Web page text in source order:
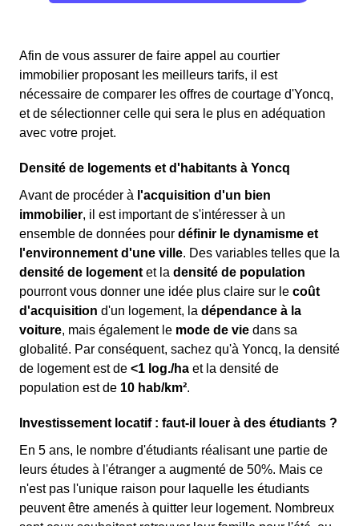
Afin de vous assurer de faire appel au courtier
immobilier proposant les meilleurs tarifs, il est
nécessaire de comparer les offres de courtage d'Yoncq,
et de sélectionner celle qui sera le plus en adéquation
avec votre projet.
Densité de logements et d'habitants à Yoncq
Avant de procéder à l'acquisition d'un bien
immobilier, il est important de s'intéresser à un
ensemble de données pour définir le dynamisme et
l'environnement d'une ville. Des variables telles que la
densité de logement et la densité de population
pourront vous donner une idée plus claire sur le coût
d'acquisition d'un logement, la dépendance à la
voiture, mais également le mode de vie dans sa
globalité. Par conséquent, sachez qu'à Yoncq, la densité
de logement est de <1 log./ha et la densité de
population est de 10 hab/km².
Investissement locatif : faut-il louer à des étudiants ?
En 5 ans, le nombre d'étudiants réalisant une partie de
leurs études à l'étranger a augmenté de 50%. Mais ce
n'est pas l'unique raison pour laquelle les étudiants
peuvent être amenés à quitter leur logement. Nombreux